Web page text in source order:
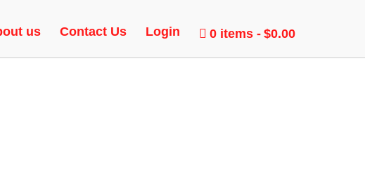
us Contact Us Login 0 items $0.00
SEX